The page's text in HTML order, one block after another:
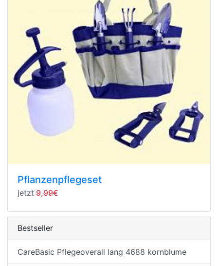
Pflanzenpflegeset
jetzt 9,99€
Bestseller
CareBasic Pflegeoverall lang 4688 kornblume